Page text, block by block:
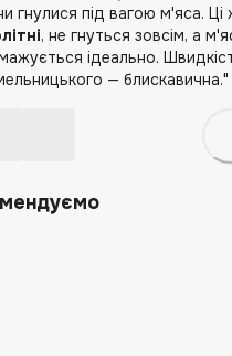
гнулися під вагою м'яса. Ці
, не гнуться зовсім, а
ідеально.
— блискавична."